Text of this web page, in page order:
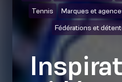
Tennis Marques et
Fédérations et